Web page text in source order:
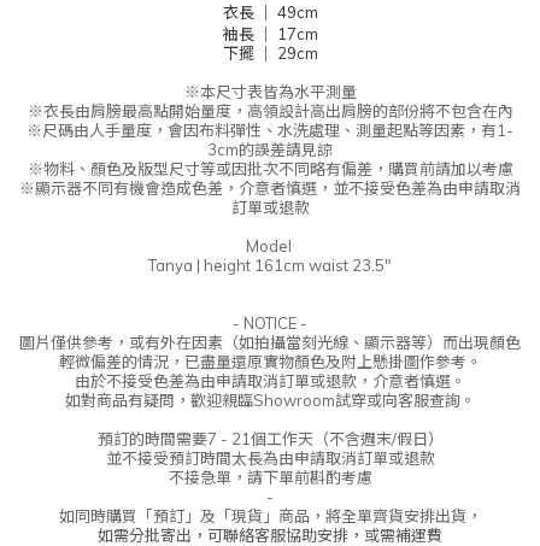
衣長 ｜ 49cm
袖長 ｜ 17cm
下擺 ｜ 29cm
※本尺寸表皆為水平測量
※衣長由肩膀最高點開始量度，高領設計高出肩膀的部份將不包含在內
※尺碼由人手量度，會因布料彈性、水洗處理、測量起點等因素，有1-
3cm的誤差請見諒
※物料、顏色及版型尺寸等或因批次不同略有偏差，購買前請加以考慮
※顯示器不同有機會造成色差，介意者慎選，並不接受色差為由申請取消
訂單或退款
Model
Tanya | height 161cm waist 23.5"
- NOTICE -
圖片僅供參考，或有外在因素（如拍攝當刻光線、 顯示器等）而出現顏色
輕微偏差的情況， 已盡量還原實物顏色及附上懸掛圖作參考。
由於不接受色差為由申請取消訂單或退款， 介意者慎選。
如對商品有疑問，歡迎親臨Showroom試穿或向客服查詢。
預訂的時間需要7 - 21個工作天（不含週末/假日）
並不接受預訂時間太長為由申請取消訂單或退款
不接急單，請下單前斟酌考慮
-
如同時購買「預訂」及「現貨」商品，將全單齊貨安排出貨，
如需分批寄出，可聯絡客服協助安排，或需補運費